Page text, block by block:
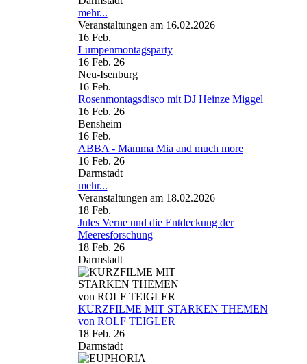
mehr...
Veranstaltungen am 16.02.2026
16 Feb.
Lumpenmontagsparty
16 Feb. 26
Neu-Isenburg
16 Feb.
Rosenmontagsdisco mit DJ Heinze Miggel
16 Feb. 26
Bensheim
16 Feb.
ABBA - Mamma Mia and much more
16 Feb. 26
Darmstadt
mehr...
Veranstaltungen am 18.02.2026
18 Feb.
Jules Verne und die Entdeckung der
Meeresforschung
18 Feb. 26
Darmstadt
KURZFILME MIT STARKEN THEMEN
von ROLF TEIGLER
18 Feb. 26
Darmstadt